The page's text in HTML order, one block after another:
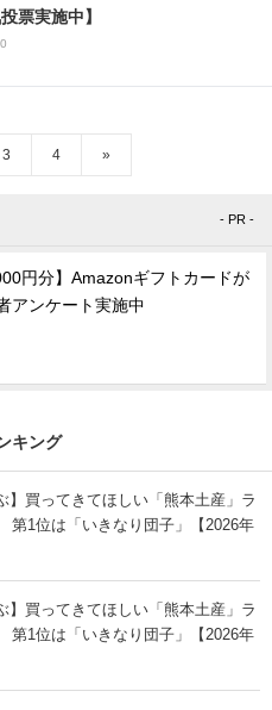
票実施中】
3 4 »
- PR -
円分】Amazonギフトカードが
アンケート実施中
キング
】買ってきてほしい「熊本土産」ラ
1位は「いきなり団子」【2026年
】買ってきてほしい「熊本土産」ラ
1位は「いきなり団子」【2026年